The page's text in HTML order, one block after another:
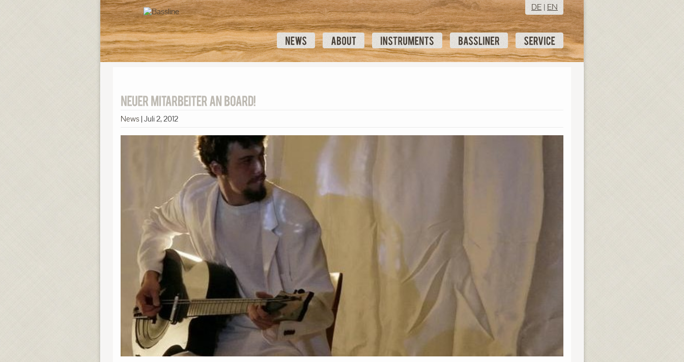
DE | EN
News | Juli 2, 2012